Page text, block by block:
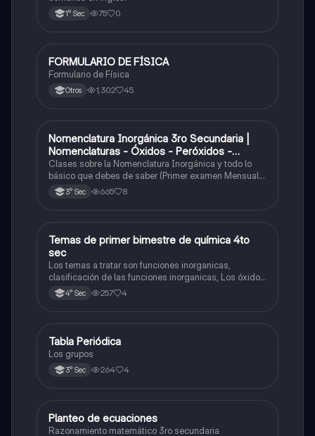
1° Sec 75 0
Física
FORMULARIO DE FÍSICA
Formulario de Física
Otros 1,302 45
Química
Nomenclatura Inorgánica 3ro Secundaria |
Nomenclaturas - Óxidos - Peróxidos -
Hidróxido o Bases
Clases sobre la Nomenclatura Inorgánica y todo lo
básico que debes de saber (Primer examen Mensual
2025)3° Sec 665 8
Química
Temas de primer bimestre de química 4to
sec
Los temas a tratar son funciones inorganicas,
clasificación de las funciones inorganicas, Los óxidos
y los óxidos ácidos
4° Sec 257 4
Química
Tabla Periódica
Los grupos
3° Sec 264 4
Matemáticas
Planteo de ecuaciones
Razonamiento matemático 3ro secundaria